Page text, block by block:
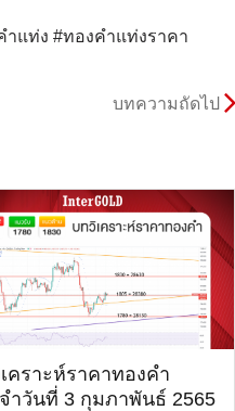
ำแท่ง #ทองคำแท่งราคา
บทความถัดไป
คราะห์ราคาทองคำ
ำวันที่ 3 กุมภาพันธ์ 2565